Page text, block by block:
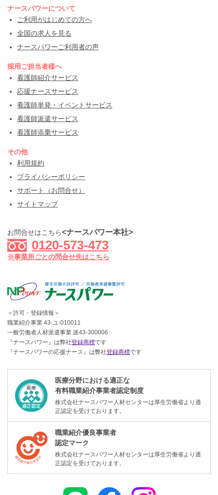
ナースパワーについて
ご利用がはじめての方へ
全国の求人を見る
ナースパワーご利用者の声
採用ご担当者様へ
看護師紹介サービス
応援ナースサービス
看護師単発・イベントサービス
看護師派遣サービス
看護師添乗サービス
その他
利用規約
プライバシーポリシー
サポート（お問合せ）
サイトマップ
お問合せはこちら<ナースパワー本社>
0120-573-473
※事業所ごとの問合せ先はこちら
＜許可・登録情報＞
職業紹介事業 43-ユ-010011
一般労働者人材派遣事業 派43-300006
『ナースパワー』は弊社登録商標です
『ナースパワーの応援ナース』は弊社登録商標です
医療分野における適正な
有料職業紹介事業者認定制度
株式会社ナースパワー人材センターは厚生労働省より適
正認定を受けております。
職業紹介優良事業者
認定マーク
株式会社ナースパワー人材センターは厚生労働省より適
正認定を受けております。